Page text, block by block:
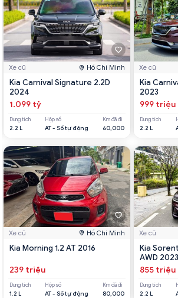
Xe cũ Hồ Chí Minh
Kia Carnival Signature 2.2D
2024
1.099 tỷ
Dung tích
2.2 L
Hộp số
AT - Số tự động
Km đã đi
60,000
Xe cũ Hồ Chí Minh
Kia Morning 1.2 AT 2016
239 triệu
Dung tích
1.2 L
Hộp số
AT - Số tự động
Km đã đi
80,000
Xe cũ
Kia
2023
999 triệu
Dung tích
2.2 L
Xe cũ
Kia
AWD 2023
855 triệu
Dung tích
2.2 L